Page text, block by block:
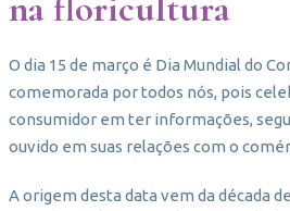
O dia 15 de março é Dia Mundial do
comemorada por todos nós, pois
consumidor em ter informações,
ouvido em suas relações com o
A origem desta data vem da década